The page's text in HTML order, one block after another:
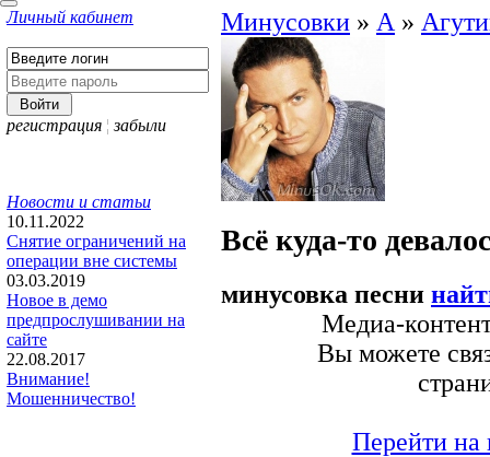
Личный кабинет
регистрация ¦ забыли
Новости и статьи
10.11.2022
Снятие ограничений на
операции вне системы
03.03.2019
Новое в демо
предпрослушивании на
сайте
22.08.2017
Внимание!
Мошенничество!
Минусовки » А »
Всё куда-то
минусовка песни
Медиа-
Вы можете
Перейти на